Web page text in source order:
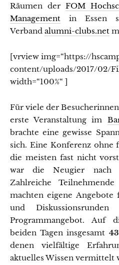
Räumen der FOM
Management in Essen
Verband alumni-clubs.net
[vrview img=“https://
content/uploads/2017/02/
width=“100%“ ]
Für viele der
erste Veranstaltung im
brachte eine gewisse
sich. Eine Konferenz ohne
die meisten fast nicht
war die Neugier nach
Zahlreiche
machten eigene Angebote
und
Programmangebot. Auf
beiden Tagen insgesamt
denen vielfältige
aktuelles Wissen vermittelt